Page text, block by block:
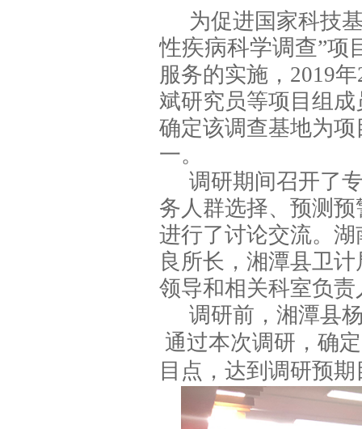
为促进国家科技
性疾病科学调查”项
服务的实施， 2019年
斌研究员等项目组
确定该调查基地为项
一。
调研期间召开了
务人群选择、预测
进行了讨论交流。
良所长，湘潭县卫
领导和相关科室负责
调研前，湘潭县
通过本次调研，确
目点，达到调研预期